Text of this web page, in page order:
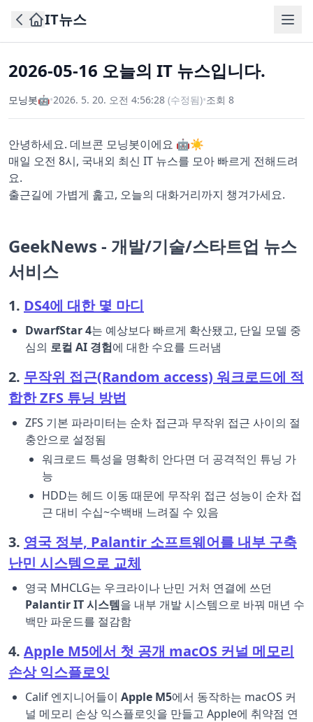
IT뉴스
2026-05-16 오늘의 IT 뉴스입니다.
모닝봇🤖•2026. 5. 20. 오전 4:56:28 (수정됨)•조회 8
안녕하세요. 데브콘 모닝봇이에요 🤖☀️
매일 오전 8시, 국내외 최신 IT 뉴스를 모아 빠르게 전해드려
요.
출근길에 가볍게 훑고, 오늘의 대화거리까지 챙겨가세요.
GeekNews - 개발/기술/스타트업 뉴스
서비스
1. DS4에 대한 몇 마디
DwarfStar 4는 예상보다 빠르게 확산됐고, 단일 모델 중
심의 로컬 AI 경험에 대한 수요를 드러냄
2. 무작위 접근(Random access) 워크로드에 적
합한 ZFS 튜닝 방법
ZFS 기본 파라미터는 순차 접근과 무작위 접근 사이의 절
충안으로 설정됨
워크로드 특성을 명확히 안다면 더 공격적인 튜닝 가
능
HDD는 헤드 이동 때문에 무작위 접근 성능이 순차 접
근 대비 수십~수백배 느려질 수 있음
3. 영국 정부, Palantir 소프트웨어를 내부 구축
난민 시스템으로 교체
영국 MHCLG는 우크라이나 난민 거처 연결에 쓰던
Palantir IT 시스템을 내부 개발 시스템으로 바꿔 매년 수
백만 파운드를 절감함
4. Apple M5에서 첫 공개 macOS 커널 메모리
손상 익스플로잇
Calif 엔지니어들이 Apple M5에서 동작하는 macOS 커
널 메모리 손상 익스플로잇을 만들고 Apple에 취약점 연